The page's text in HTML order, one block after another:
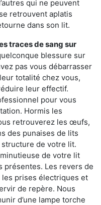
qui ne peuvent
retrouvent aplatis
dans son lit.
traces de sang sur
blessure sur
pas vous débarrasser
totalité chez vous,
leur effectif.
pour vous
Hormis les
retrouverez les œufs,
des punaises de lits
de votre lit.
de votre lit
présentes. Les revers de
prises électriques et
de repère. Nous
d’une lampe torche